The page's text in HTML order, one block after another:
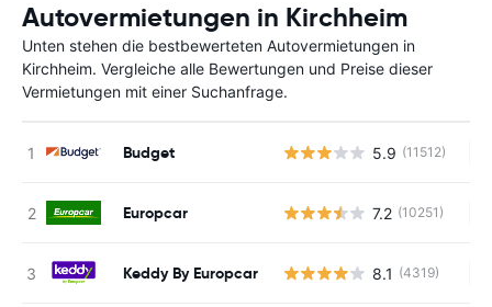
Autovermietungen in Kirchheim
Unten stehen die bestbewerteten Autovermietungen in
Kirchheim. Vergleiche alle Bewertungen und Preise dieser
Vermietungen mit einer Suchanfrage.
Budget 5.9 (11512)
Europcar 7.2 (10251)
Keddy By Europcar 8.1 (4319)